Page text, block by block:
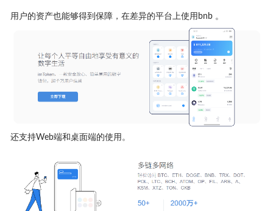
用户的资产也能够得到保障，在差异的平台上使用bnb 。
还支持Web端和桌面端的使用。